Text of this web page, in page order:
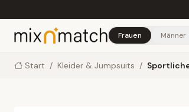
Frauen Männer
Start / Kleider & Jumpsuits /